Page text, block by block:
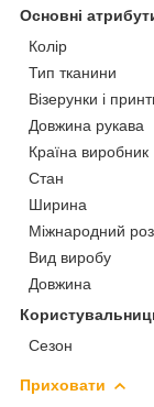
Основні
Колір
Тип тканини
Візерунки і
Довжина рукава
Країна виробник
Стан
Ширина
Міжнародний
Вид виробу
Довжина
Сезон
Приховати